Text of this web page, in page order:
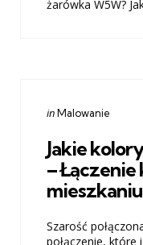
żarówka W5W?
Categories
Posted
inMalowanie
Jakie
–
mieszkaniu
Szarość
połączenie, które